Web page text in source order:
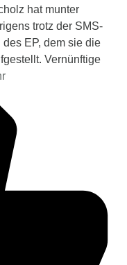
hat munter
trotz der SMS-
des EP, dem sie die
Vernünftige